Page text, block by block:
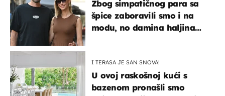
Zbog simpatičnog para sa
špice zaboravili smo i na
modu, no damina haljina
I TERASA JE SAN SNOVA!
U ovoj raskošnoj kući s
bazenom pronašli smo